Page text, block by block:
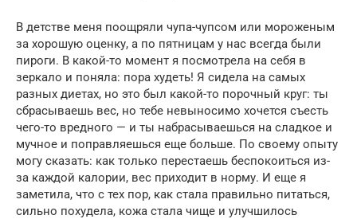
В детстве меня поощряли чупа-чупсом или мороженым
за хорошую оценку, а по пятницам у нас всегда были
пироги. В какой-то момент я посмотрела на себя в
зеркало и поняла: пора худеть! Я сидела на самых
разных диетах, но это был какой-то порочный круг: ты
сбрасываешь вес, но тебе невыносимо хочется съесть
чего-то вредного — и ты набрасываешься на сладкое и
мучное и поправляешься еще больше. По своему опыту
могу сказать: как только перестаешь беспокоиться из-
за каждой калории, вес приходит в норму. И еще я
заметила, что с тех пор, как стала правильно питаться,
сильно похудела, кожа стала чище и улучшилось